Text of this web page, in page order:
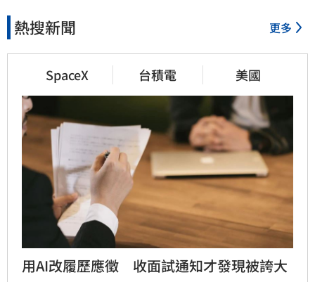
熱搜新聞 更多
SpaceX 台積電 美國
用AI改履歷應徵　收面試通知才發現被誇大